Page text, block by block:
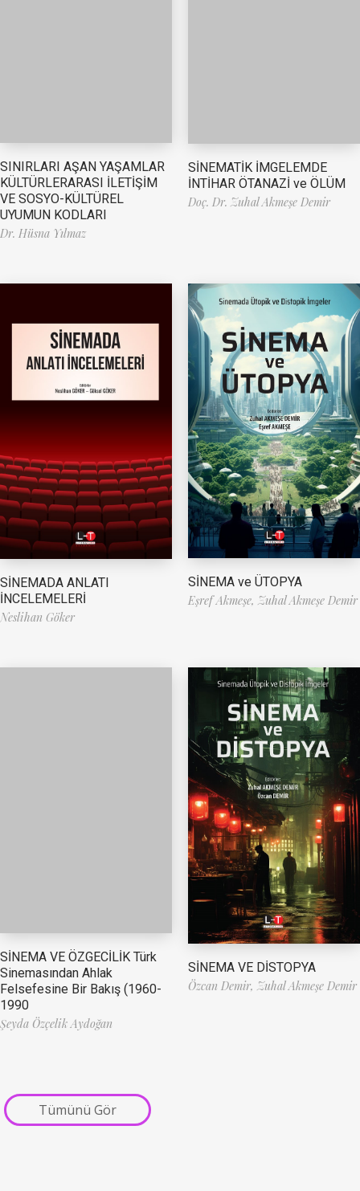
SINIRLARI AŞAN YAŞAMLAR
KÜLTÜRLERARASI İLETİŞİM
VE SOSYO-KÜLTÜREL
UYUMUN KODLARI
Dr. Hüsna Yılmaz
SİNEMATİK İMGELEMDE
İNTİHAR ÖTANAZİ ve ÖLÜM
Doç. Dr. Zuhal Akmeşe Demir
SİNEMADA ANLATI
İNCELEMELERİ
Neslihan Göker
SİNEMA ve ÜTOPYA
Eşref Akmeşe, Zuhal Akmeşe Demir
SİNEMA VE ÖZGECİLİK Türk
Sinemasından Ahlak
Felsefesine Bir Bakış (1960-
1990
Şeyda Özçelik Aydoğan
SİNEMA VE DİSTOPYA
Özcan Demir, Zuhal Akmeşe Demir
Tümünü Gör